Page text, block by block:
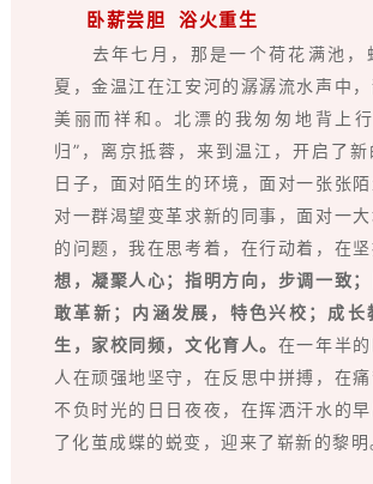
卧薪尝胆 浴火重生
去年七月，那是一个荷花满池，
夏，金温江在江安河的潺潺流水声中，
美丽而祥和。北漂的我匆匆地背上
归”，离京抵蓉，来到温江，开启了
日子，面对陌生的环境，面对一张张
对一群渴望变革求新的同事，面对一
的问题，我在思考着，在行动着，在
想，凝聚人心；指明方向，步调一致
敢革新；内涵发展，特色兴校；成长
生，家校同频，文化育人。 在一年半
人在顽强地坚守，在反思中拼搏，在
不负时光的日日夜夜，在挥洒汗水的
了化茧成蝶的蜕变，迎来了崭新的黎明